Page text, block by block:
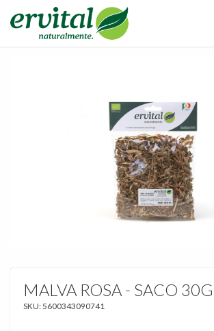
MALVA ROSA - SACO 30G
SKU:5600343090741